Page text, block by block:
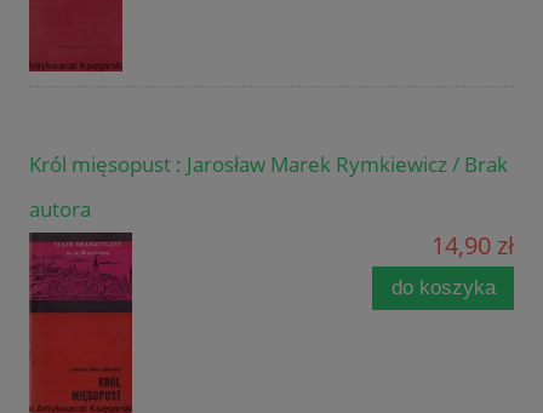
Król mięsopust : Jarosław Marek Rymkiewicz / Brak
autora
14,90 zł
do koszyka